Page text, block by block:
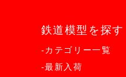
鉄道模型を探す
-カテゴリー一覧
-最新入荷